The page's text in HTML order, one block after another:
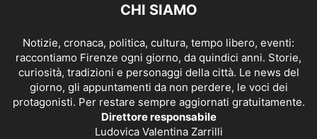
CHI SIAMO
Notizie, cronaca, politica, cultura, tempo libero, eventi:
raccontiamo Firenze ogni giorno, da quindici anni. Storie,
curiosità, tradizioni e personaggi della città. Le news del
giorno, gli appuntamenti da non perdere, le voci dei
protagonisti. Per restare sempre aggiornati gratuitamente.
Direttore responsabile
Ludovica Valentina Zarrilli